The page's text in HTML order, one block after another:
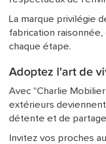
La marque privilégie
fabrication
chaque étape.
Adoptez l'art de
Avec "Charlie
extérieurs
détente et de
Invitez vos proches